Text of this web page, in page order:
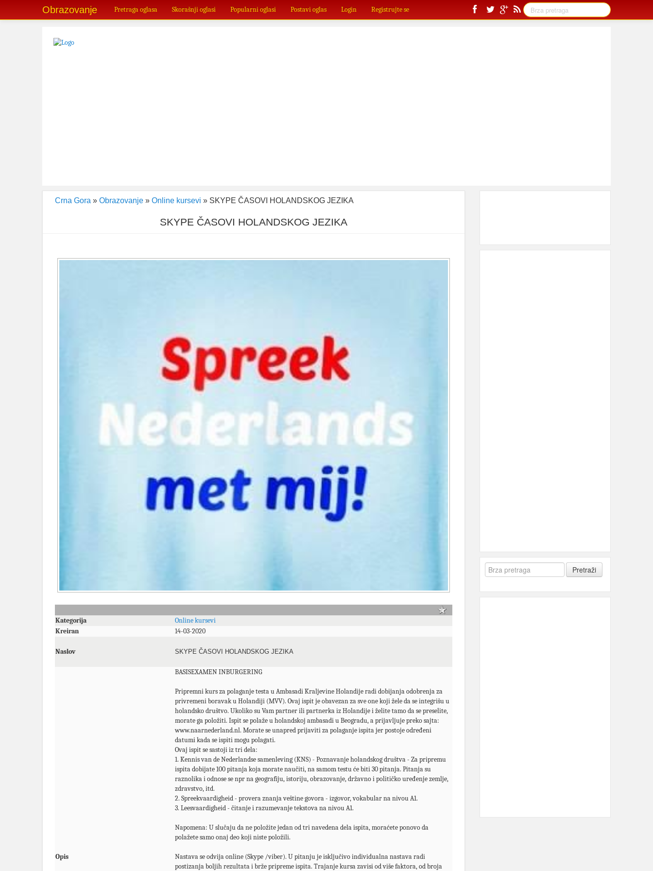
Obrazovanje Pretraga oglasa Skorašnji oglasi Popularni oglasi Postavi oglas Login Registrujte se
Crna Gora » Obrazovanje » Online kursevi » SKYPE ČASOVI HOLANDSKOG JEZIKA
SKYPE ČASOVI HOLANDSKOG JEZIKA
Kategorija
Online kursevi
Kreiran
14-03-2020
Naslov SKYPE ČASOVI HOLANDSKOG JEZIKA
Opis
BASISEXAMEN INBURGERING
Pripremni kurs za polaganje testa u Ambasadi Kraljevine Holandije radi dobijanja odobrenja za
privremeni boravak u Holandiji (MVV). Ovaj ispit je obavezan za sve one koji žele da se integrišu u
holandsko društvo. Ukoliko su Vam partner ili partnerka iz Holandije i želite tamo da se preselite,
morate ga položiti. Ispit se polaže u holandskoj ambasadi u Beogradu, a prijavljuje preko sajta:
www.naarnederland.nl. Morate se unapred prijaviti za polaganje ispita jer postoje određeni
datumi kada se ispiti mogu polagati.
Ovaj ispit se sastoji iz tri dela:
1. Kennis van de Nederlandse samenleving (KNS) - Poznavanje holandskog društva - Za pripremu
ispita dobijate 100 pitanja koja morate naučiti, na samom testu će biti 30 pitanja. Pitanja su
raznolika i odnose se npr na geografiju, istoriju, obrazovanje, državno i političko uređenje zemlje,
zdravstvo, itd.
2. Spreekvaardigheid - provera znanja veštine govora - izgovor, vokabular na nivou A1.
3. Leesvaardigheid - čitanje i razumevanje tekstova na nivou A1.
Napomena: U slučaju da ne položite jedan od tri navedena dela ispita, moraćete ponovo da
polažete samo onaj deo koji niste položili.
Nastava se odvija online (Skype /viber). U pitanju je isključivo individualna nastava radi
postizanja boljih rezultata i brže pripreme ispita. Trajanje kursa zavisi od više faktora, od broja